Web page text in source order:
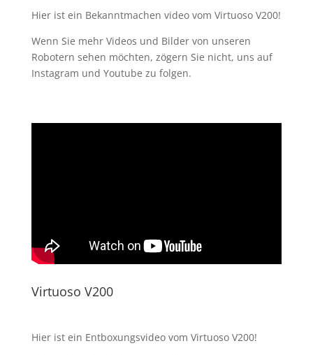
Hier ist ein Bekanntmachen video vom Virtuoso V200!
Wenn Sie mehr Videos und Bilder von unseren
Robotern sehen möchten, zögern Sie nicht, uns auf
Instagram und Youtube zu folgen.
Virtuoso V200
Hier ist ein Entboxungsvideo vom Virtuoso V200!